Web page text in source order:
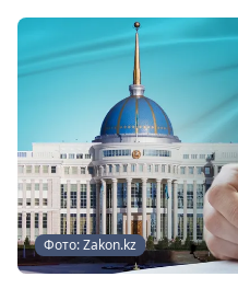
Фото: Zakon.kz